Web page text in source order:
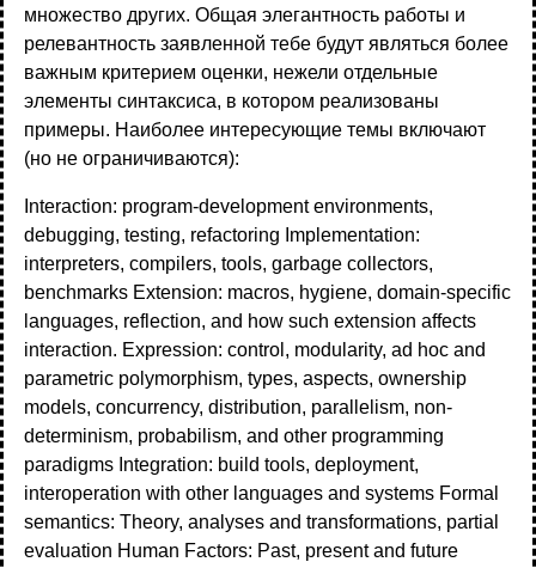
множество других. Общая элегантность работы и
релевантность заявленной тебе будут являться более
важным критерием оценки, нежели отдельные
элементы синтаксиса, в котором реализованы
примеры. Наиболее интересующие темы включают
(но не ограничиваются):
Interaction: program-development environments,
debugging, testing, refactoring Implementation:
interpreters, compilers, tools, garbage collectors,
benchmarks Extension: macros, hygiene, domain-specific
languages, reflection, and how such extension affects
interaction. Expression: control, modularity, ad hoc and
parametric polymorphism, types, aspects, ownership
models, concurrency, distribution, parallelism, non-
determinism, probabilism, and other programming
paradigms Integration: build tools, deployment,
interoperation with other languages and systems Formal
semantics: Theory, analyses and transformations, partial
evaluation Human Factors: Past, present and future